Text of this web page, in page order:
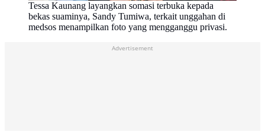
Tessa Kaunang layangkan somasi terbuka kepada
bekas suaminya, Sandy Tumiwa, terkait unggahan di
medsos menampilkan foto yang mengganggu privasi.
Advertisement